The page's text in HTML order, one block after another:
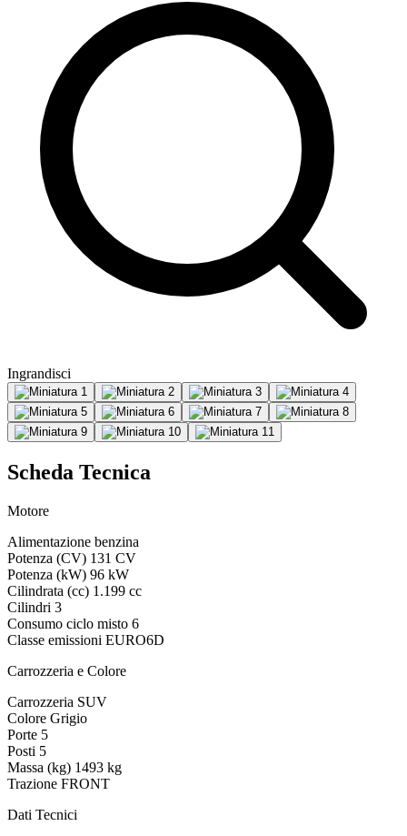
Ingrandisci
Scheda Tecnica
Motore
Alimentazione benzina
Potenza (CV) 131 CV
Potenza (kW) 96 kW
Cilindrata (cc) 1.199 cc
Cilindri 3
Consumo ciclo misto 6
Classe emissioni EURO6D
Carrozzeria e Colore
Carrozzeria SUV
Colore Grigio
Porte 5
Posti 5
Massa (kg) 1493 kg
Trazione FRONT
Dati Tecnici